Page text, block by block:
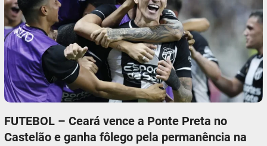
FUTEBOL – Ceará vence a Ponte Preta no
Castelão e ganha fôlego pela permanência na